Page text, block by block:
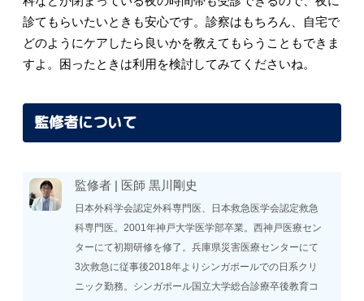
診てもらいたいときも安心です。診察はもちろん、自宅で
どのようにケアしたら良いかを教えてもらうこともできま
すよ。困ったときは利用を検討してみてくださいね。
監修者について
監修者 | 医師 黒川剛史
日本外科学会認定外科専門医、日本救急医学会認定救急
科専門医。2001年神戸大学医学部卒業。西神戸医療セン
ターにて初期研修を修了。兵庫県災害医療センターにて
3次救急に従事後2018年よりシンガポールでの日系クリ
ニック勤務。シンガポール国立大学総合診療卒後教育コ